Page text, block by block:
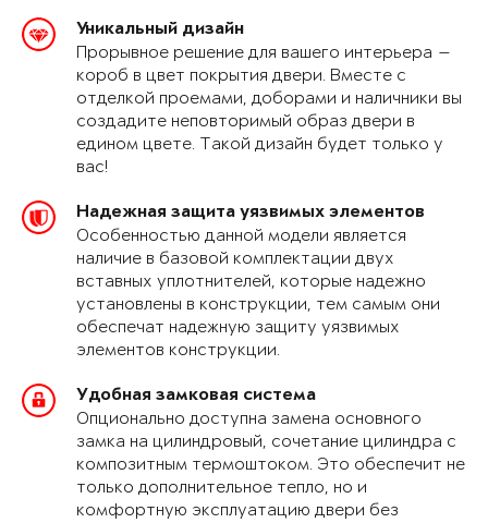
Уникальный дизайн
Прорывное решение для вашего интерьера —
короб в цвет покрытия двери. Вместе с
отделкой проемами, доборами и наличники вы
создадите неповторимый образ двери в
едином цвете. Такой дизайн будет только у
вас!
Надежная защита уязвимых элементов
Особенностью данной модели является
наличие в базовой комплектации двух
вставных уплотнителей, которые надежно
установлены в конструкции, тем самым они
обеспечат надежную защиту уязвимых
элементов конструкции.
Удобная замковая система
Опционально доступна замена основного
замка на цилиндровый, сочетание цилиндра с
композитным термоштоком. Это обеспечит не
только дополнительное тепло, но и
комфортную эксплуатацию двери без